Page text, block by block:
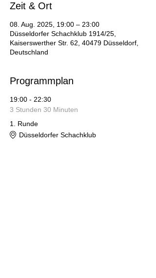
Zeit & Ort
08. Aug. 2025, 19:00 – 23:00
Düsseldorfer Schachklub 1914/25,
Kaiserswerther Str. 62, 40479 Düsseldorf,
Deutschland
Programmplan
19:00 - 22:30
3 Stunden 30 Minuten
1. Runde
Düsseldorfer Schachklub